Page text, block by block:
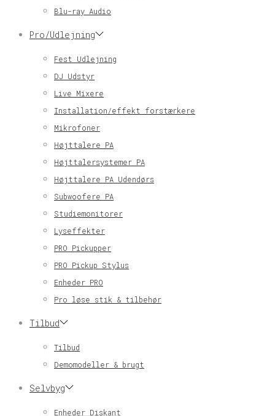
Blu-ray Audio
Pro/Udlejning
Fest Udlejning
DJ Udstyr
Live Mixere
Installation/effekt forstærkere
Mikrofoner
Højttalere PA
Højttalersystemer PA
Højttalere PA Udendørs
Subwoofere PA
Studiemonitorer
Lyseffekter
PRO Pickupper
PRO Pickup Stylus
Enheder PRO
Pro løse stik & tilbehør
Tilbud
Tilbud
Demomodeller & brugt
Selvbyg
Enheder Diskant